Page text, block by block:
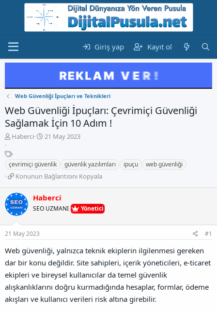
Giriş yap Kayıt ol
Web Güvenliği İpuçları ve Teknikleri
Web Güvenliği İpuçları: Çevrimiçi Güvenliği
Sağlamak İçin 10 Adım !
K
n
b
u
y
u
b
a
ş
l
a
a
Haberci
B
l
a
n
g
ı
ç
a
h
21 May 2023
E
t
i
e
t
l
e
çevrimiçi güvenlik güvenlik yazılımları i̇puçu web güvenliği
K
n
u
n
u
B
ğ
l
a
n
t
ı
Konunun Bağlantısını Kopyala
Haberci
SEO UZMANI Yönetici
21 May 2023 #1
Web güvenliği, yalnızca teknik ekiplerin ilgilenmesi gereken
dar bir konu değildir. Site sahipleri, içerik yöneticileri, e-ticaret
ekipleri ve bireysel kullanıcılar da temel güvenlik
alışkanlıklarını doğru kurmadığında hesaplar, formlar, ödeme
akışları ve kullanıcı verileri risk altına girebilir.